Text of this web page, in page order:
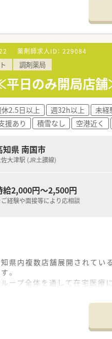
・投薬・監査等、外来処方
科目を応需しています。幅
箋枚数は1日あたり平均50
は立ち投薬となります。
業務もございます。これま
制度＞
職後は店舗での実務を通じ
ンの社員さんもおられま
薬剤師取得サポートとして
3回（3月、7月、11月）グル
。薬の知識だけでなく、安
険薬局での勤務未経験の方に
望制となりますが、職員研修
知県内を中心にグループ全体
合病院門前からクリニック門
宅件数はグループ全体で700
に1回以上学会に参加されて
務短縮の為、全店舗にて最新
導入されています。
な方にもオススメ＞
修制度が充実している企業を
来対応だけでなく、在宅業務
しでも気になる方はお気軽
薬剤師求人ID： 229084
調剤薬局
≪平日のみ開局
2.5日以上 週32h以上 未経
援あり
積雪なし 空港近く
知県 南国市
大津駅 (JR土讃線)
給2,000円～2,500円
経験や面接等により応相談
県内複数店舗展開されてい
。
ープ全体を通して在宅医療
店舗にて最新機器（電子薬歴